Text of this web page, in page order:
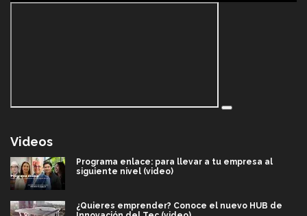
Videos
Programa enlace: para llevar a tu empresa al
siguiente nivel (video)
¿Quieres emprender? Conoce el nuevo HUB de